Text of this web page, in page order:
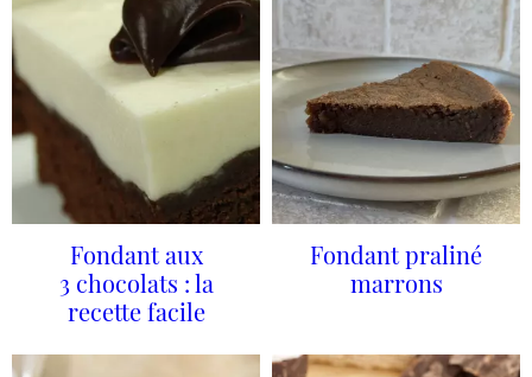
Fondant aux
3 chocolats : la
recette facile
Fondant praliné
marrons